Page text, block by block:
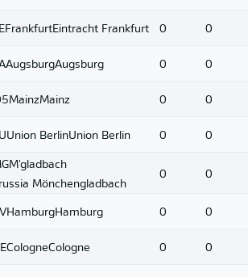
FrankfurtEintracht Frankfurt 0 0
AugsburgAugsburg 0 0
MainzMainz 0 0
Union BerlinUnion Berlin 0 0
M'gladbach
Mönchengladbach
0 0
HamburgHamburg 0 0
CologneCologne 0 0